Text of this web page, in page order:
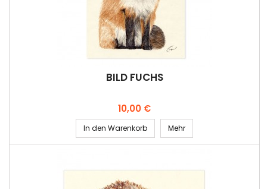
BILD FUCHS
Preis
10,00 €
In den Warenkorb Mehr